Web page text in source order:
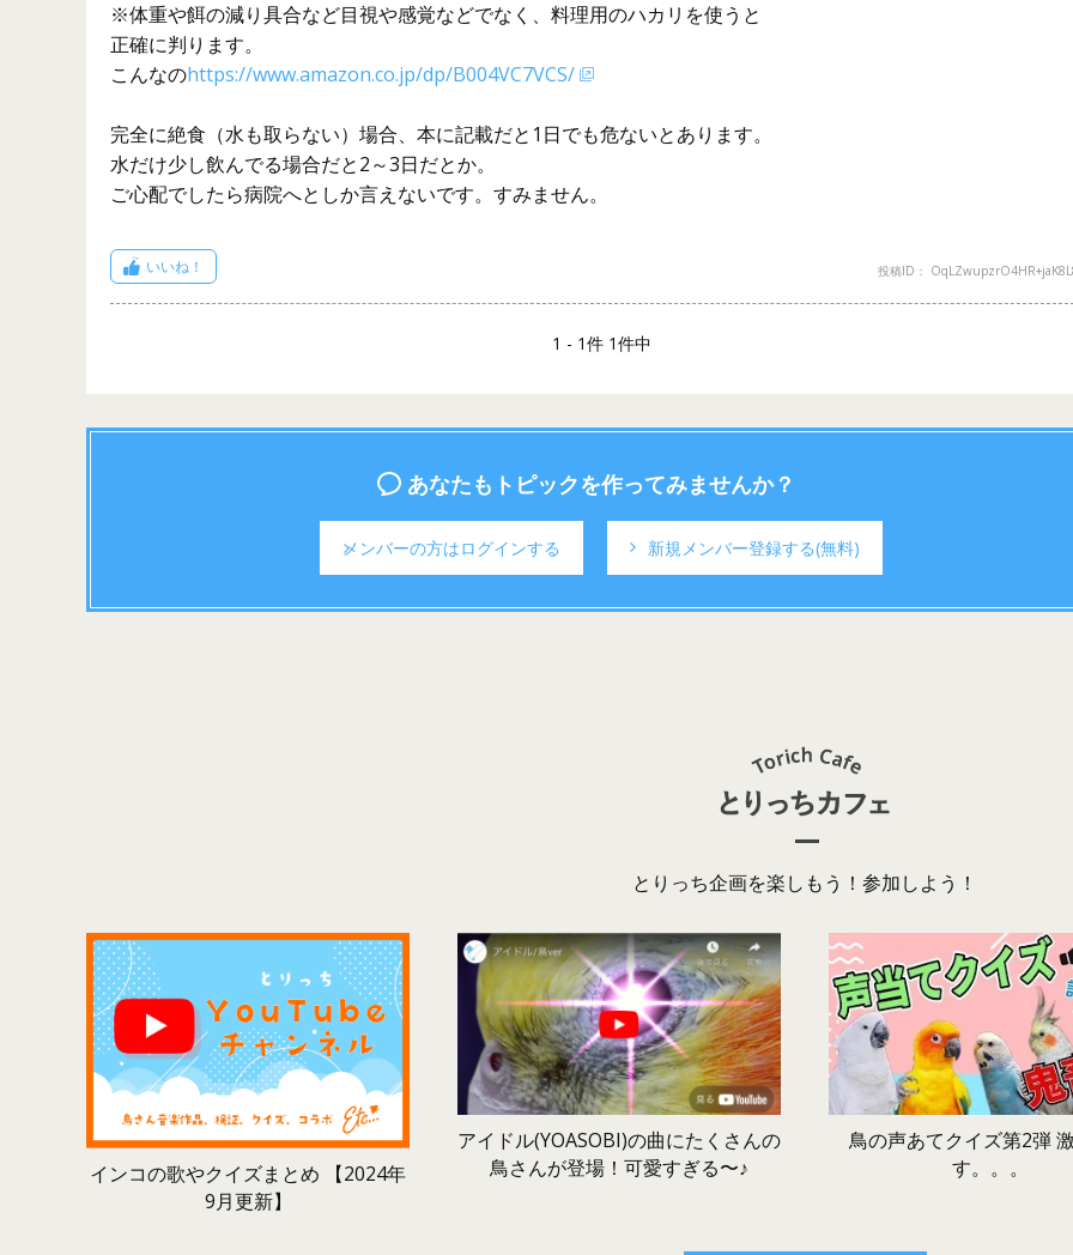
※体重や餌の減り具合など目視や感覚などでなく、料理用のハカリを使うと
正確に判ります。
こんなのhttps://www.amazon.co.jp/dp/B004VC7VCS/
完全に絶食（水も取らない）場合、本に記載だと1日でも危ないとあります。
水だけ少し飲んでる場合だと2～3日だとか。
ご心配でしたら病院へとしか言えないです。すみません。
いいね！ 投稿ID：
1 - 1件 1件中
あなたもトピックを作ってみませんか？
メンバーの方はログインする 新規メンバー登録する(無料)
とりっち企画を楽しもう！参加しよう！
インコの歌やクイズまとめ 【2024年
9月更新】
アイドル(YOASOBI)の曲にたくさんの
鳥さんが登場！可愛すぎる〜♪
鳥の声あてクイズ第2弾
す。。。